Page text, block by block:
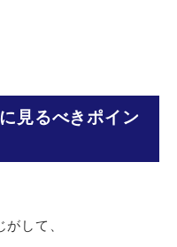
見るべきポイン
して、